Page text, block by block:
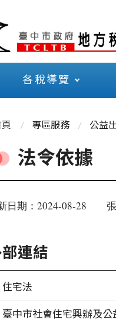
各稅導覽
專區服務 公益
法令依據
日期：2024-08-28
連結
住宅法
臺中市社會住宅興辦及